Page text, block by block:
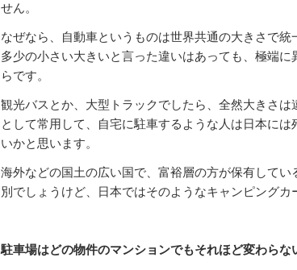
せん。
なぜなら、自動車というものは世界共通の大きさで統
多少の小さい大きいと言った違いはあっても、極端
らです。
観光バスとか、大型トラックでしたら、全然大きさ
として常用して、自宅に駐車するような人は日本に
いかと思います。
海外などの国土の広い国で、富裕層の方が保有して
別でしょうけど、日本ではそのようなキャンピングカ
駐車場はどの物件のマンションでもそれほど変わらな